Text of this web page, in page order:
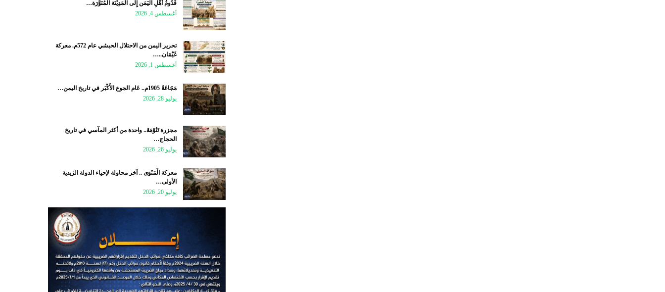
قُدُومُ أَهْلِ الْيَمَن إِلَى الْمَدِيْنَة الْمُنَوَّرَة…
أغسطس 4, 2026
تحرير اليمن من الاحتلال الحبشي عام 572م. معركة
غَيْمَان..…
أغسطس 1, 2026
مَجَاعَةُ 1905م.. عَام الجوع الأَكْبَر في تاريخ اليمن…
يوليو 28, 2026
مجزرة تَنُوْمَةَ.. واحدة من أكثر المآسي في تاريخ
الحجاج…
يوليو 26, 2026
معركة الْمَنْوَى .. آخر محاولة لإحياء الدولة الزيدية
الأولى…
يوليو 20, 2026